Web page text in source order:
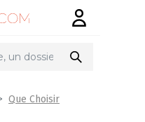
Que Choisir